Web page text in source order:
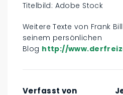
Titelbild: Adobe Stock
Weitere Texte von Frank
seinem persönlichen
Blog http://
Verfasst von